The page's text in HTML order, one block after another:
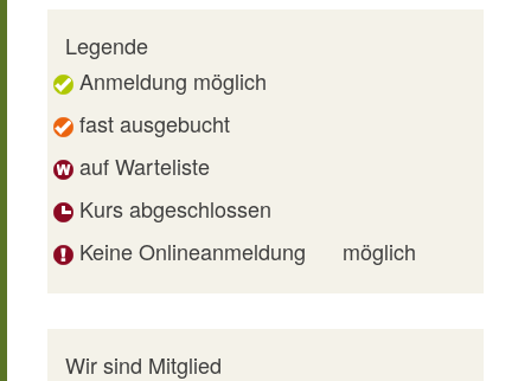
Legende
Anmeldung möglich
fast ausgebucht
auf Warteliste
Kurs abgeschlossen
Keine Onlineanmeldung
möglich
Wir sind Mitglied